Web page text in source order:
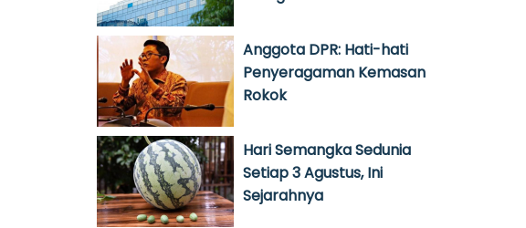
Anggota DPR: Hati-hati
Penyeragaman Kemasan
Rokok
Hari Semangka Sedunia
Setiap 3 Agustus, Ini
Sejarahnya